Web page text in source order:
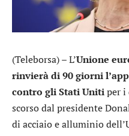
(Teleborsa) – L’Unione
rinvierà di 90 giorni
contro gli Stati Unitiper i
scorso dal presidente
di acciaio e alluminio